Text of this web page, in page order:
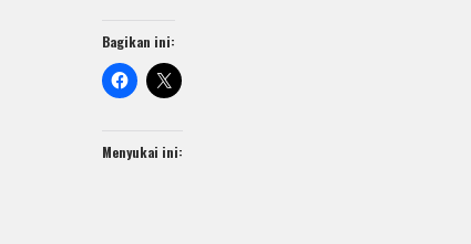
Bagikan ini:
Menyukai ini: